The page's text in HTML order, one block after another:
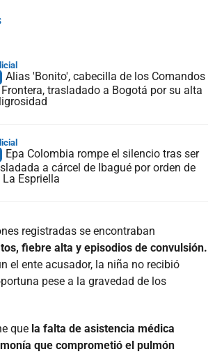
Alias 'Bonito', cabecilla de los Comandos
trasladado a Bogotá por su alta
Epa Colombia rompe el silencio tras ser
a cárcel de Ibagué por orden de
La Espriella
registradas se encontraban
fiebre alta y episodios de convulsión.
el ente acusador, la niña no recibió
pese a la gravedad de los
que la falta de asistencia médica
que comprometió el pulmón